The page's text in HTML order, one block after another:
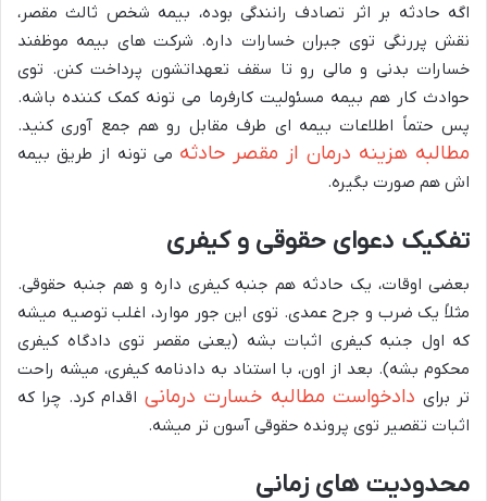
اگه حادثه بر اثر تصادف رانندگی بوده، بیمه شخص ثالث مقصر،
نقش پررنگی توی جبران خسارات داره. شرکت های بیمه موظفند
خسارات بدنی و مالی رو تا سقف تعهداتشون پرداخت کنن. توی
حوادث کار هم بیمه مسئولیت کارفرما می تونه کمک کننده باشه.
پس حتماً اطلاعات بیمه ای طرف مقابل رو هم جمع آوری کنید.
مطالبه هزینه درمان از مقصر حادثه می تونه از طریق بیمه
اش هم صورت بگیره.
تفکیک دعوای حقوقی و کیفری
بعضی اوقات، یک حادثه هم جنبه کیفری داره و هم جنبه حقوقی.
مثلاً یک ضرب و جرح عمدی. توی این جور موارد، اغلب توصیه میشه
که اول جنبه کیفری اثبات بشه (یعنی مقصر توی دادگاه کیفری
محکوم بشه). بعد از اون، با استناد به دادنامه کیفری، میشه راحت
تر برای دادخواست مطالبه خسارت درمانی اقدام کرد. چرا که
اثبات تقصیر توی پرونده حقوقی آسون تر میشه.
محدودیت های زمانی